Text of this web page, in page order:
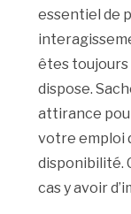
essentiel de
êtes toujours
dispose.
attirance
votre emploi
disponibilité.
cas y avoir